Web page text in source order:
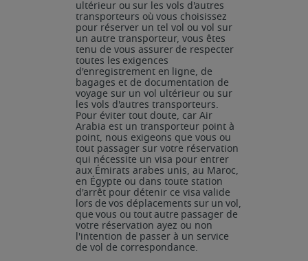
ultérieur ou sur les vols d'autres
transporteurs où vous choisissez
pour réserver un tel vol ou vol sur
un autre transporteur, vous êtes
tenu de vous assurer de respecter
toutes les exigences
d'enregistrement en ligne, de
bagages et de documentation de
voyage sur un vol ultérieur ou sur
les vols d'autres transporteurs.
Pour éviter tout doute, car Air
Arabia est un transporteur point à
point, nous exigeons que vous ou
tout passager sur votre réservation
qui nécessite un visa pour entrer
aux Émirats arabes unis, au Maroc,
en Égypte ou dans toute station
d'arrêt pour détenir ce visa valide
lors de vos déplacements surun vol,
que vous outoutautre passager de
votre réservation ayez ou non
l'intention de passer à un service
de vol de correspondance.